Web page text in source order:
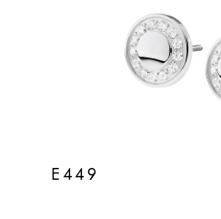
E449